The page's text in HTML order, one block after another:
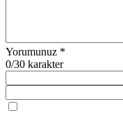
Yorumunuz *
0/30 karakter